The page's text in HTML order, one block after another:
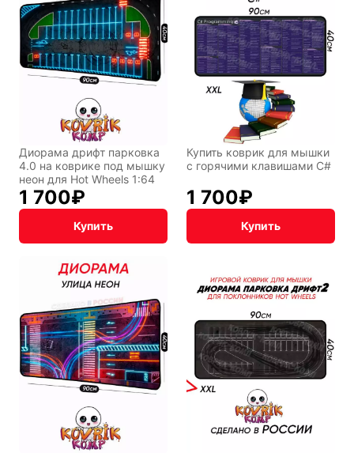
Диорама дрифт парковка
4.0 на коврике под мышку
неон для Hot Wheels 1:64
1 700₽
Купить
Купить коврик для мышки
с горячими клавишами C#
1 700₽
Купить
Восточный
стиль
Кудряшка
INariArt
По мотивам
игр
BadStory
СССР
Транспорт Абстракция
Фентези
Текущий: